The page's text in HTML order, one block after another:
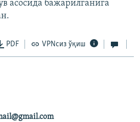
асосида бажарилганига
PDF VPNсиз ўқиш